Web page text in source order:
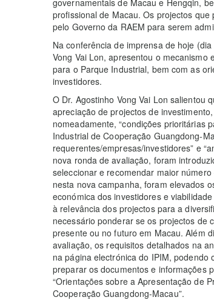
governamentais de Macau e Hengqin,
profissional de Macau. Os projectos
pelo Governo da RAEM para serem
Na conferência de imprensa de hoje
Vong Vai Lon, apresentou o
para o Parque Industrial, bem com as
investidores.
O Dr. Agostinho Vong Vai Lon salientou
apreciação de projectos de
nomeadamente, “condições prioritárias
Industrial de Cooperação Guangdong-
requerentes/empresas/investidores” e
nova ronda de avaliação, foram
seleccionar e recomendar maior
nesta nova campanha, foram elevados
económica dos investidores e
à relevância dos projectos para a
necessário ponderar se os projectos de
presente ou no futuro em Macau. Além
avaliação, os requisitos detalhados na
na página electrónica do IPIM,
preparar os documentos e informações
“Orientações sobre a Apresentação de
Cooperação Guangdong-Macau”.